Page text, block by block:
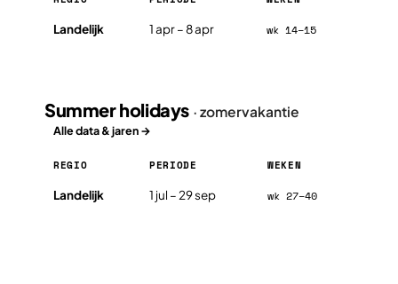
Easter holidays in Malta 2026, per regio
Landelijk 1 apr – 8 apr wk 14–15
Summer holidays · zomervakantie
Alle data & jaren →
Summer holidays in Malta 2026, per regio
REGIO PERIODE WEKEN
Landelijk 1 jul – 29 sep wk 27–40